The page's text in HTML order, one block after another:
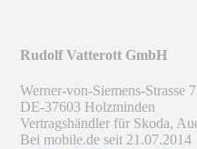
Rudolf Vatterott GmbH
Werner-von-Siemens-Strasse 7
DE-37603 Holzminden
Vertragshändler für Skoda,
Bei mobile.de seit 21.07.2014